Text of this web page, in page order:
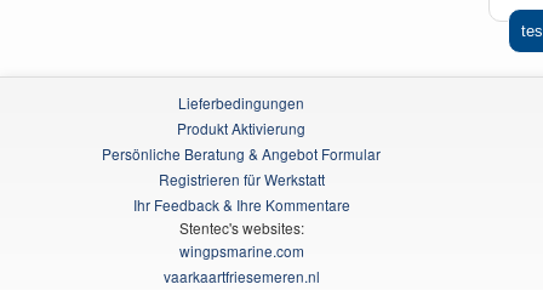
Lieferbedingungen
Produkt Aktivierung
Persönliche Beratung & Angebot Formular
Registrieren für Werkstatt
Ihr Feedback & Ihre Kommentare
Stentec's websites:
wingpsmarine.com
vaarkaartfriesemeren.nl